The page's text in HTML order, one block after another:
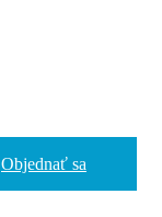
Objednať sa